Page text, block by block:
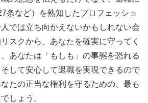
条など）を熟知したプロフェッショ
では立ち向かえないかもしれない会
スクから、あなたを確実に守ってく
あなたは「もしも」の事態を恐れる
して安心して退職を実現できるので
たの正当な権利を守るための、最も
しょう。